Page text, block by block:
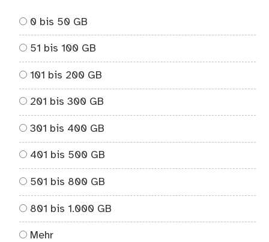
0 bis 50 GB
51 bis 100 GB
101 bis 200 GB
201 bis 300 GB
301 bis 400 GB
401 bis 500 GB
501 bis 800 GB
801 bis 1.000 GB
Mehr